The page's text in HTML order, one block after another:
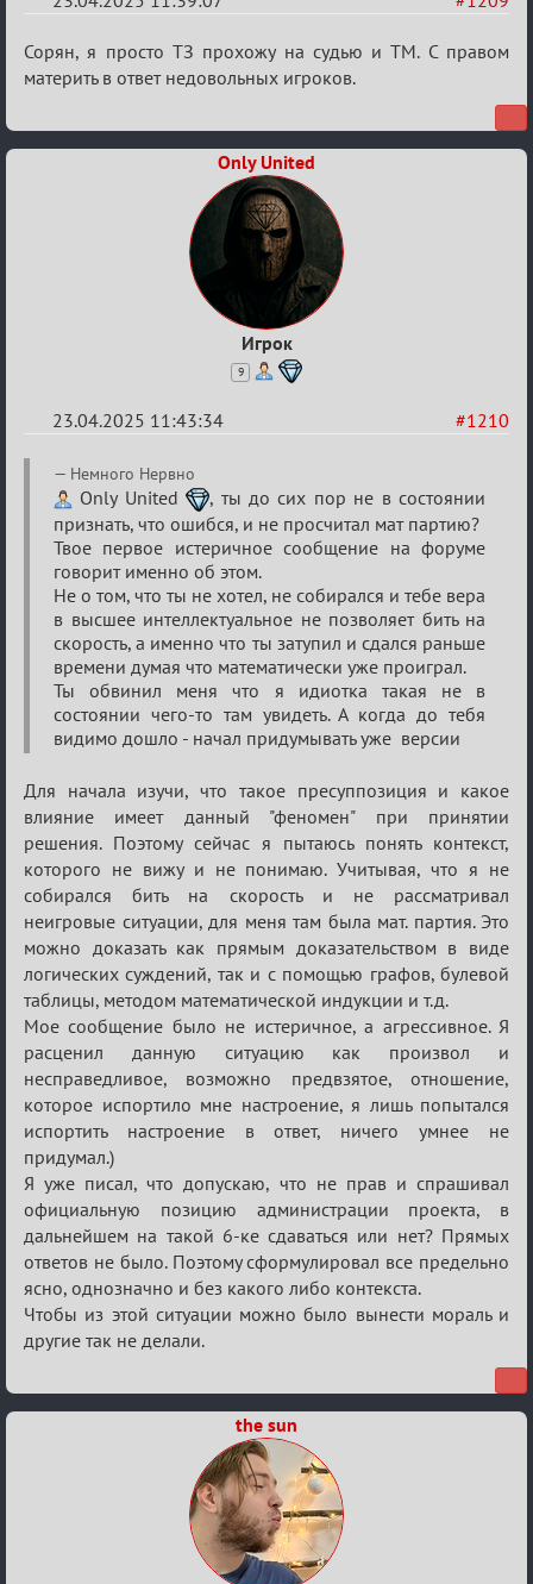
Re:
Разговоры
XIX
Сорян, я просто ТЗ прохожу на судью и ТМ. С правом
материть в ответ недовольных игроков.
Only United
Игрок
9
#1210
23.04.2025 11:43:34
Re:
Разговоры
XIX
ТПК.
Немного Нервно
Only United
, ты до сих пор не в состоянии
признать, что ошибся, и не просчитал мат партию?
Твое первое истеричное сообщение на форуме
говорит именно об этом.
Не о том, что ты не хотел, не собирался и тебе вера
в высшее интеллектуальное не позволяет бить на
скорость, а именно что ты затупил и сдался раньше
времени думая что математически уже проиграл.
Ты обвинил меня что я идиотка такая не в
состоянии чего-то там увидеть. А когда до тебя
видимо дошло - начал придумывать уже версии
Для начала изучи, что такое пресуппозиция и какое
влияние имеет данный "феномен" при принятии
решения. Поэтому сейчас я пытаюсь понять контекст,
которого не вижу и не понимаю. Учитывая, что я не
собирался бить на скорость и не рассматривал
неигровые ситуации, для меня там была мат. партия. Это
можно доказать как прямым доказательством в виде
логических суждений, так и с помощью графов, булевой
таблицы, методом математической индукции и т.д.
Мое сообщение было не истеричное, а агрессивное. Я
расценил данную ситуацию как произвол и
несправедливое, возможно предвзятое, отношение,
которое испортило мне настроение, я лишь попытался
испортить настроение в ответ, ничего умнее не
придумал.)
Я уже писал, что допускаю, что не прав и спрашивал
официальную позицию администрации проекта, в
дальнейшем на такой 6-ке сдаваться или нет? Прямых
ответов не было. Поэтому сформулировал все предельно
ясно, однозначно и без какого либо контекста.
Чтобы из этой ситуации можно было вынести мораль и
другие так не делали.
the sun